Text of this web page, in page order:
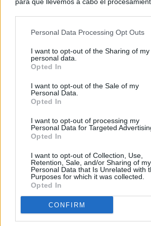
negar su consentimiento. Tenga en
de su consentimiento, pero usted tiene el
rechazar tal procesamiento. Sus
cualquier momento entrando de nuevo en
visitando nuestra política de privacidad.
Personal Data Processing Opt Outs
I want to opt-out of the Sharing of my
personal data.
Opted In
I want to opt-out of the Sale of my
Personal Data.
Opted In
I want to opt-out of processing my
Personal Data for Targeted
Opted In
I want to opt-out of Collection, Use,
Retention, Sale, and/or Sharing of my
Personal Data that Is Unrelated with
Purposes for which it was collected.
Opted In
CONFIRM